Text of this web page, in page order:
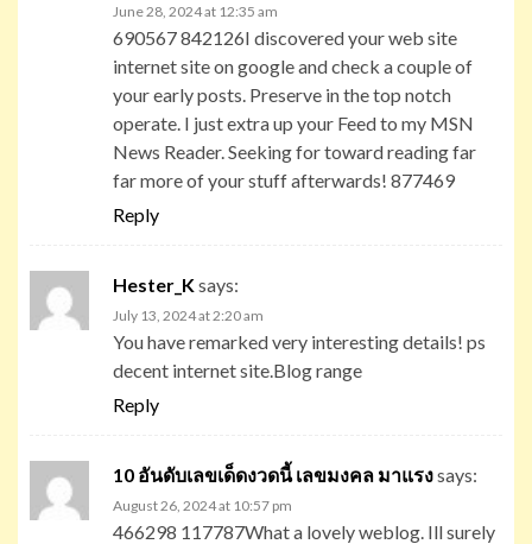
June 28, 2024 at 12:35 am
690567 842126I discovered your web site
internet site on google and check a couple of
your early posts. Preserve in the top notch
operate. I just extra up your Feed to my MSN
News Reader. Seeking for toward reading far
far more of your stuff afterwards! 877469
Reply
Hester_Ksays:
July 13, 2024 at 2:20 am
You have remarked very interesting details! ps
decent internet site.Blog range
Reply
10 อันดับเลขเด็ดงวดนี้ เลขมงคล มาแรงsays:
August 26, 2024 at 10:57 pm
466298 117787What a lovely weblog. Ill surely